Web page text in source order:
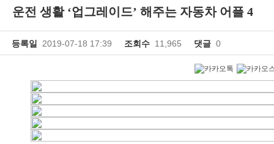
운전 생활 ‘업그레이드’ 해주는 자동차 어플 4
등록일 2019-07-18 17:39 조회수 11,965 댓글 0